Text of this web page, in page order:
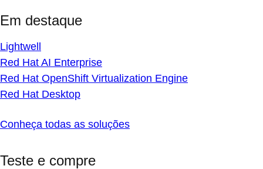
Em destaque
Lightwell
Red Hat AI Enterprise
Red Hat OpenShift Virtualization Engine
Red Hat Desktop
Conheça todas as soluções
Teste e compre